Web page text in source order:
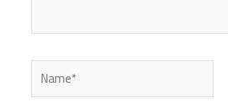
Name*